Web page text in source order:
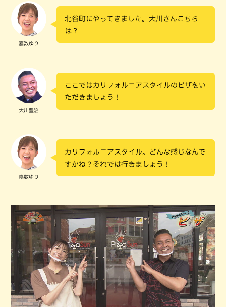
嘉数ゆり
北谷町にやってきました。大川さんこちら
は？
大川豊治
ここではカリフォルニアスタイルのピザをい
ただきましょう！
嘉数ゆり
カリフォルニアスタイル。どんな感じなんで
すかね？それでは行きましょう！